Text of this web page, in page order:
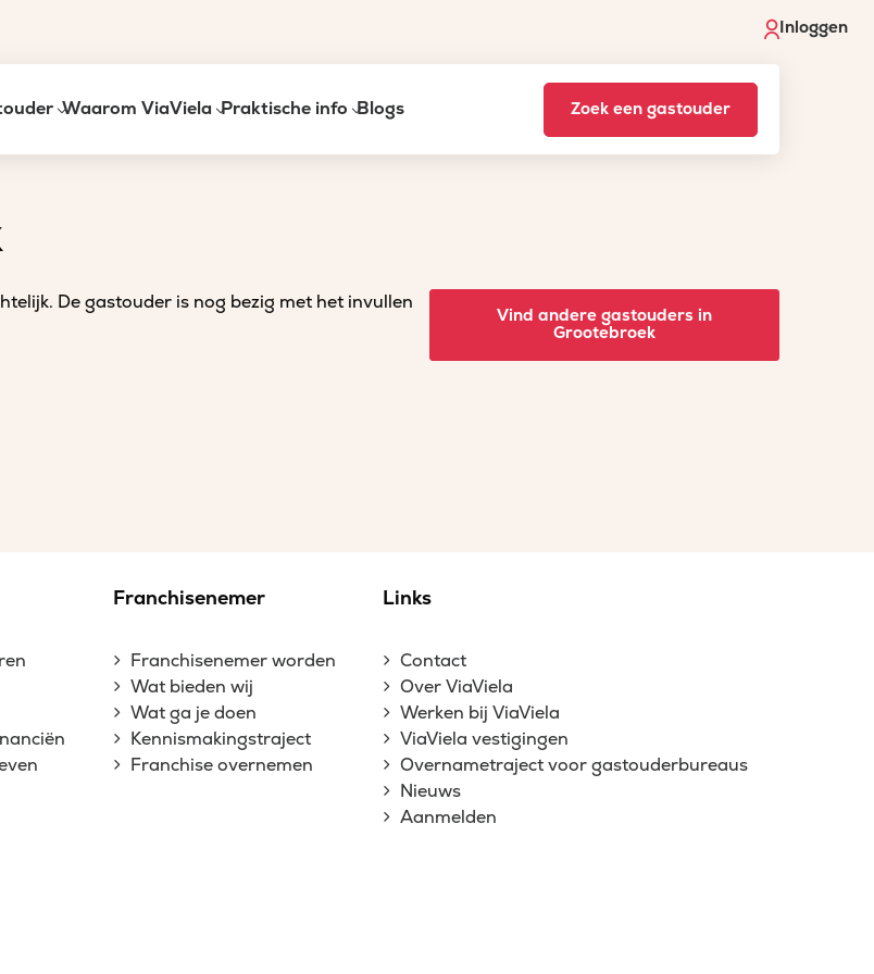
Inloggen
Waarom ViaViela Praktische info Blogs Zoek een gastouder
De gastouder is nog bezig met het invullen
Vind andere gastouders in
Grootebroek
Franchisenemer
Franchisenemer worden
Wat bieden wij
Wat ga je doen
Kennismakingstraject
Franchise overnemen
Links
Contact
Over ViaViela
Werken bij ViaViela
ViaViela vestigingen
Overnametraject voor gastouderbureaus
Nieuws
Aanmelden